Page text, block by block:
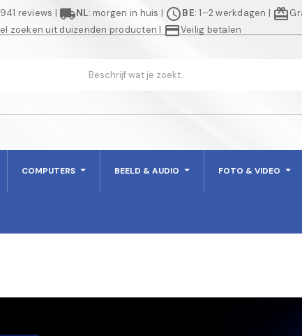
reviews | local_shippingNL: morgen in huis | scheduleBE: 1–2 werkdagen | redeem
zoeken uit duizenden producten | credit_cardVeilig betalen
COMPUTERS BEELD & AUDIO FOTO & VIDEO